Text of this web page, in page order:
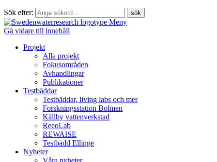
Sök efter:
Meny
Gå vidare till innehåll
Projekt
Alla projekt
Fokusområden
Avhandlingar
Publikationer
Testbäddar
Testbäddar, living labs och mer
Forskningsstation Bolmen
Källby vattenverkstad
RecoLab
REWAISE
Testbädd Ellinge
Nyheter
Våra nyheter